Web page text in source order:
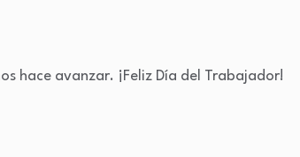
hace avanzar. ¡Feliz Día del Trabajador!